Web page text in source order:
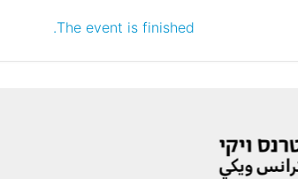
The event is finished.